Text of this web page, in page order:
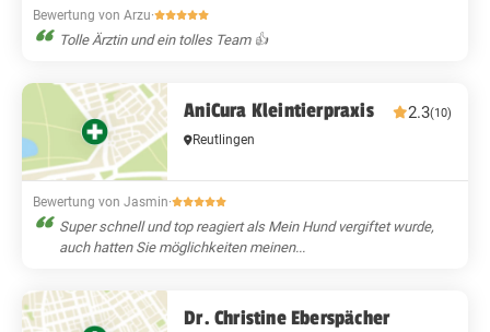
Bewertung von Arzu·
Tolle Ärztin und ein tolles Team 👍
AniCura Kleintierpraxis 2.3(10)
Reutlingen
Bewertung von Jasmin·
Super schnell und top reagiert als Mein Hund vergiftet wurde,
auch hatten Sie möglichkeiten meinen...
Dr. Christine Eberspächer